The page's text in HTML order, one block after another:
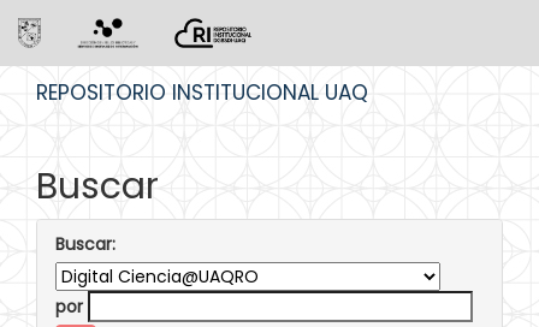
REPOSITORIO INSTITUCIONAL UAQ
Buscar
Buscar:
por